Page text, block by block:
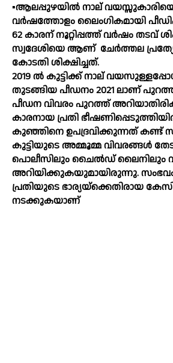
▪️ആലപ്പുഴയിൽ നാല്
വർഷത്തോളം ലൈംഗികമായി
62 കാരന് നൂറ്റിപ്പത്ത് വർഷം തടവ്
സ്വദേശിയെ ആണ് ചേർത്തല
കോടതി ശിക്ഷിച്ചത്.
2019 ൽ കുട്ടിക്ക് നാല്
തുടങ്ങിയ പീഡനം 2021 ലാണ്
പീഡന വിവരം പുറത്ത്
കാരനായ പ്രതി
കുഞ്ഞിനെ ഉപദ്രവിക്കുന്നത് കണ്ട്
കുട്ടിയുടെ അമ്മൂമ്മ വിവരങ്ങൾ
പൊലീസിലും ചൈൽഡ് ലൈനിലും
അറിയിക്കുകയുമായിരുന്നു. സംഭവം
പ്രതിയുടെ ഭാര്യയ്ക്കെതിരായ
നടക്കുകയാണ്